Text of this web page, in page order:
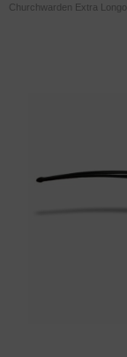
ACESSÓRIOS
Limpadores
Churchwarden Extra